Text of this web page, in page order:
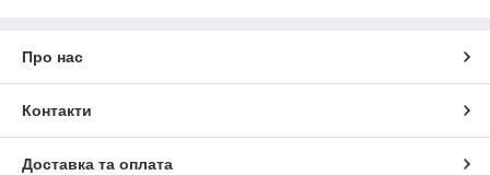
Про нас
Контакти
Доставка та оплата